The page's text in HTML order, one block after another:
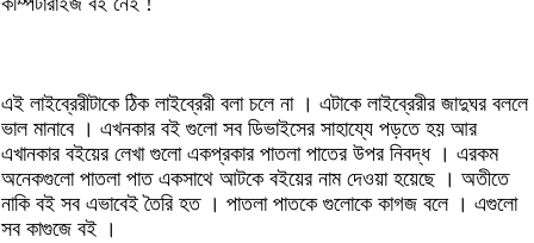
এই লাইব্রেরীটাকে ঠিক লাইব্রেরী বলা চলে না । এটাকে লাইব্রেরীর জাদুঘর বললে
ভাল মানাবে । এখনকার বই গুলো সব ডিভাইসের সাহায্যে পড়তে হয় আর
এখানকার বইয়ের লেখা গুলো একপ্রকার পাতলা পাতের উপর নিবদ্ধ । এরকম
অনেকগুলো পাতলা পাত একসাথে আটকে বইয়ের নাম দেওয়া হয়েছে । অতীতে
নাকি বই সব এভাবেই তৈরি হত । পাতলা পাতকে গুলোকে কাগজ বলে । এগুলো
সব কাগুজে বই ।